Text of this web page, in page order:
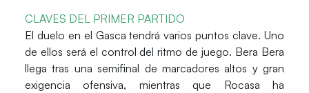
CLAVES DEL PRIMER PARTIDO
El duelo en el Gasca tendrá varios puntos clave. Uno
de ellos será el control del ritmo de juego. Bera Bera
llega tras una semifinal de marcadores altos y gran
exigencia ofensiva, mientras que Rocasa ha